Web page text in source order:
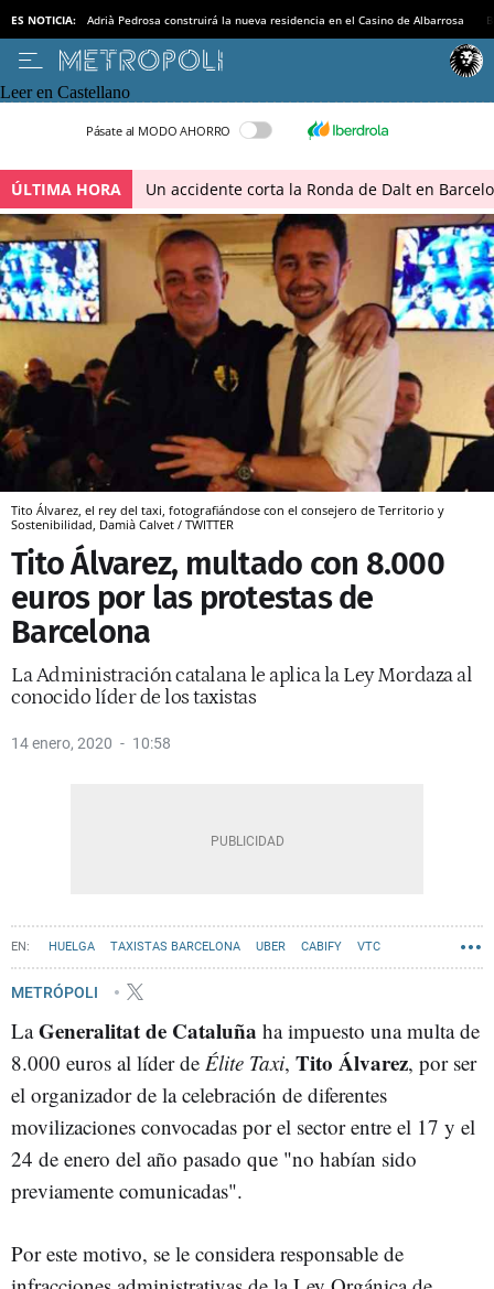
ES NOTICIA: Adrià Pedrosa construirá la nueva residencia en el Casino de Albarrosa
Leer en Castellano
Pásate al MODO AHORRO
ÚLTIMA HORA Un accidente corta la Ronda de Dalt en
Tito Álvarez, el rey del taxi, fotografiándose con el consejero de Territorio y
Sostenibilidad, Damià Calvet / TWITTER
Tito Álvarez, multado con 8.000
euros por las protestas de
Barcelona
La Administración catalana le aplica la Ley Mordaza al
conocido líder de los taxistas
14 enero, 2020 10:58
HUELGA TAXISTAS BARCELONA UBER CABIFY VTC
MANIFESTACIONES
METRÓPOLI
LaGeneralitat de Cataluña ha impuesto una multa de
8.000 euros al líder de Élite Taxi, Tito Álvarez, por ser
el organizador de la celebración de diferentes
movilizaciones convocadas por el sector entre el 17 y el
24 de enero del año pasado que "no habían sido
previamente comunicadas".
Por este motivo, se le considera responsable de